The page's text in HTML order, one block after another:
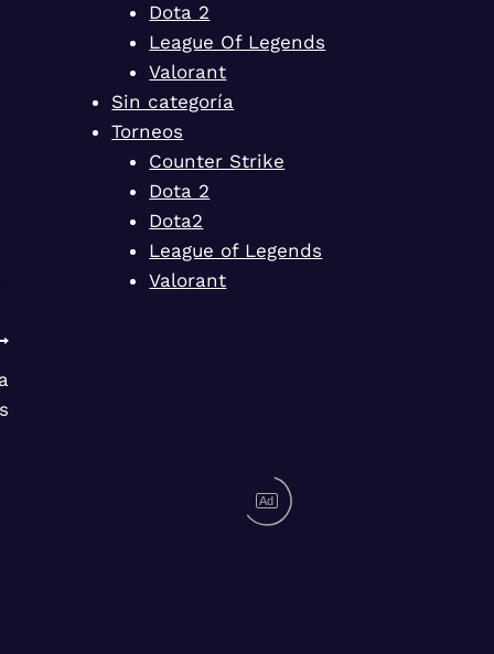
Dota 2
League Of Legends
Valorant
Sin categoría
Torneos
Counter Strike
Dota 2
Dota2
League of Legends
Valorant
Ad